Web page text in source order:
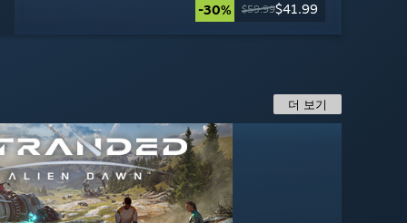
무료
$49.99
-25%
$19.99$14.99
무료 플레이
-30%
$59.99$41.99
-50%
$49.99$24.99
무료
무료
-60%
$59.99$23.99
무료 플레이
$19.99
더 보기